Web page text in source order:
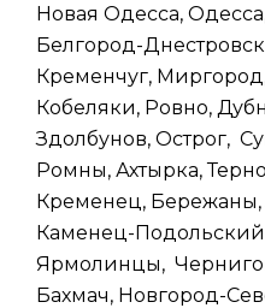
Новая Одесса,
Белгород-
Кременчуг,
Кобеляки, Ровно,
Здолбунов, Острог,
Ромны, Ахтырка,
Кременец,
Каменец-
Ярмолинцы,
Бахмач, Новгород-